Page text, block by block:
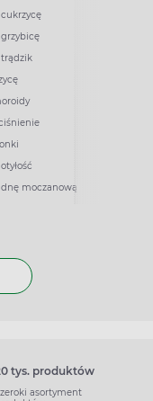
moczanową
tys. produktów
asortyment